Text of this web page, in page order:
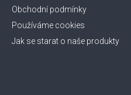
Obchodní podmínky
Používáme cookies
Jak se starat o naše produkty